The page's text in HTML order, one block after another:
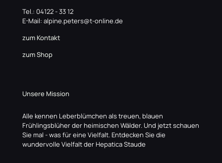
Tel.: 04122 - 33 12
E-Mail: alpine.peters@t-online.de
zum Kontakt
zum Shop
Unsere Mission
Alle kennen Leberblümchen als treuen, blauen
Frühlingsblüher der heimischen Wälder. Und jetzt schauen
Sie mal - was für eine Vielfalt. Entdecken Sie die
wundervolle Vielfalt der Hepatica Staude